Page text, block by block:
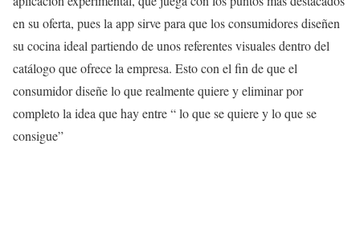
en su oferta, pues la app sirve para que los consumidores diseñen
su cocina ideal partiendo de unos referentes visuales dentro del
catálogo que ofrece la empresa. Esto con el fin de que el
consumidor diseñe lo que realmente quiere y eliminar por
completo la idea que hay entre “ lo que se quiere y lo que se
consigue”